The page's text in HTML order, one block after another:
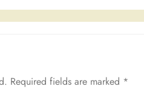
Required fields are marked *